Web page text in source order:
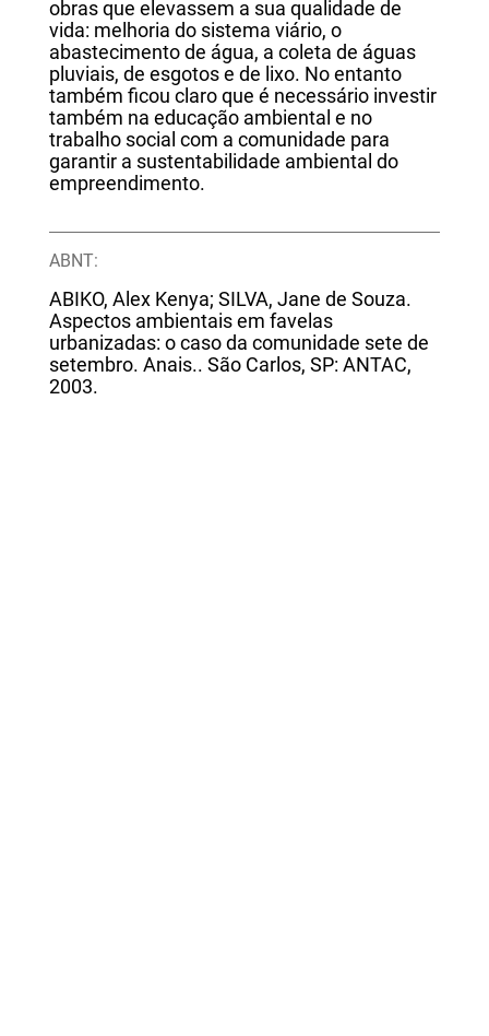
obras que elevassem a sua qualidade de
vida: melhoria do sistema viário, o
abastecimento de água, a coleta de águas
pluviais, de esgotos e de lixo. No entanto
também ficou claro que é necessário investir
também na educação ambiental e no
trabalho social com a comunidade para
garantir a sustentabilidade ambiental do
empreendimento.
ABNT:
ABIKO, Alex Kenya; SILVA, Jane de Souza.
Aspectos ambientais em favelas
urbanizadas: o caso da comunidade sete de
setembro. Anais.. São Carlos, SP: ANTAC,
2003.